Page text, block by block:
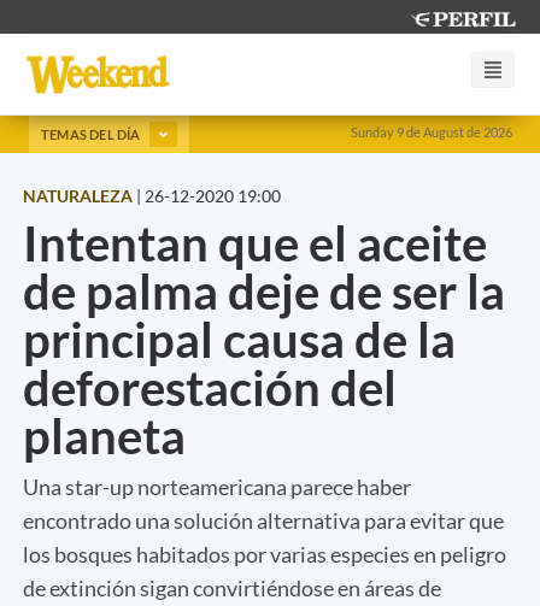
Sunday 9 de August de 2026
TEMAS DEL DÍA
NATURALEZA | 26-12-2020 19:00
Intentan que el aceite
de palma deje de ser la
principal causa de la
deforestación del
planeta
Una star-up norteamericana parece haber
encontrado una solución alternativa para evitar que
los bosques habitados por varias especies en peligro
de extinción sigan convirtiéndose en áreas de